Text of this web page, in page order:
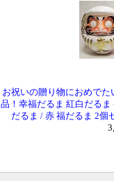
お祝いの贈り物におめで
品！幸福だるま 紅白だるま
だるま / 赤 福だるま 2個